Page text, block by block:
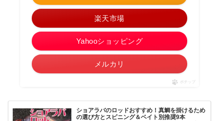
楽天市場
Yahooショッピング
メルカリ
ポチップ
ショアラバのロッドおすすめ！真鯛を掛けるため
の選び方とスピニング＆ベイト別推奨9本